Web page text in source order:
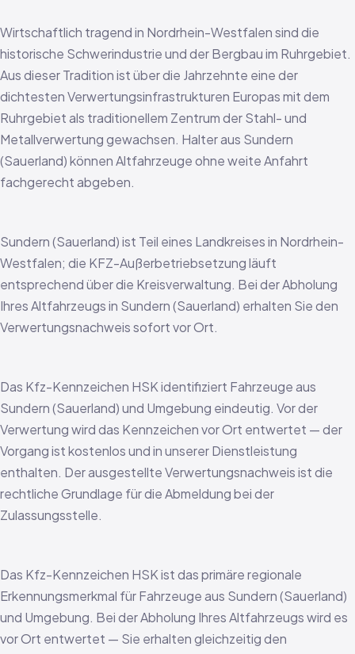
Wirtschaftlich tragend in Nordrhein-Westfalen sind die
historische Schwerindustrie und der Bergbau im Ruhrgebiet.
Aus dieser Tradition ist über die Jahrzehnte eine der
dichtesten Verwertungsinfrastrukturen Europas mit dem
Ruhrgebiet als traditionellem Zentrum der Stahl- und
Metallverwertung gewachsen. Halter aus Sundern
(Sauerland) können Altfahrzeuge ohne weite Anfahrt
fachgerecht abgeben.
Sundern (Sauerland) ist Teil eines Landkreises in Nordrhein-
Westfalen; die KFZ-Außerbetriebsetzung läuft
entsprechend über die Kreisverwaltung. Bei der Abholung
Ihres Altfahrzeugs in Sundern (Sauerland) erhalten Sie den
Verwertungsnachweis sofort vor Ort.
Das Kfz-Kennzeichen HSK identifiziert Fahrzeuge aus
Sundern (Sauerland) und Umgebung eindeutig. Vor der
Verwertung wird das Kennzeichen vor Ort entwertet — der
Vorgang ist kostenlos und in unserer Dienstleistung
enthalten. Der ausgestellte Verwertungsnachweis ist die
rechtliche Grundlage für die Abmeldung bei der
Zulassungsstelle.
Das Kfz-Kennzeichen HSK ist das primäre regionale
Erkennungsmerkmal für Fahrzeuge aus Sundern (Sauerland)
und Umgebung. Bei der Abholung Ihres Altfahrzeugs wird es
vor Ort entwertet — Sie erhalten gleichzeitig den